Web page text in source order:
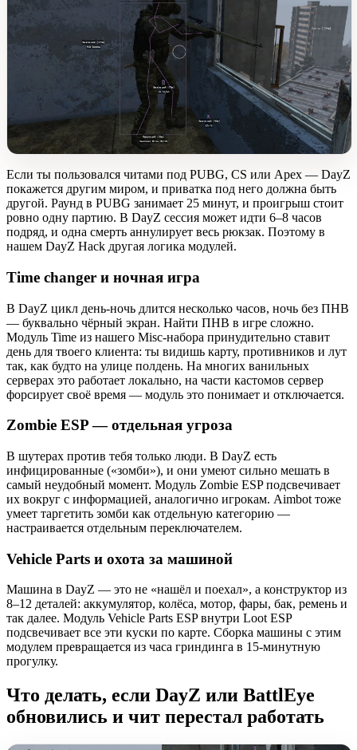
Если ты пользовался читами под PUBG, CS или Apex — DayZ
покажется другим миром, и приватка под него должна быть
другой. Раунд в PUBG занимает 25 минут, и проигрыш стоит
ровно одну партию. В DayZ сессия может идти 6–8 часов
подряд, и одна смерть аннулирует весь рюкзак. Поэтому в
нашем DayZ Hack другая логика модулей.
Time changer и ночная игра
В DayZ цикл день-ночь длится несколько часов, ночь без ПНВ
— буквально чёрный экран. Найти ПНВ в игре сложно.
Модуль Time из нашего Misc-набора принудительно ставит
день для твоего клиента: ты видишь карту, противников и лут
так, как будто на улице полдень. На многих ванильных
серверах это работает локально, на части кастомов сервер
форсирует своё время — модуль это понимает и отключается.
Zombie ESP — отдельная угроза
В шутерах против тебя только люди. В DayZ есть
инфицированные («зомби»), и они умеют сильно мешать в
самый неудобный момент. Модуль Zombie ESP подсвечивает
их вокруг с информацией, аналогично игрокам. Aimbot тоже
умеет таргетить зомби как отдельную категорию —
настраивается отдельным переключателем.
Vehicle Parts и охота за машиной
Машина в DayZ — это не «нашёл и поехал», а конструктор из
8–12 деталей: аккумулятор, колёса, мотор, фары, бак, ремень и
так далее. Модуль Vehicle Parts ESP внутри Loot ESP
подсвечивает все эти куски по карте. Сборка машины с этим
модулем превращается из часа гриндинга в 15-минутную
прогулку.
Что делать, если DayZ или BattlEye
обновились и чит перестал работать